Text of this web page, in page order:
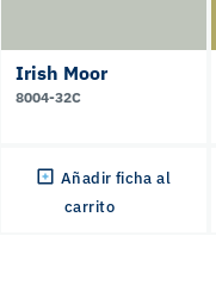
Irish Moor
8004-32C
Añadir ficha al
carrito